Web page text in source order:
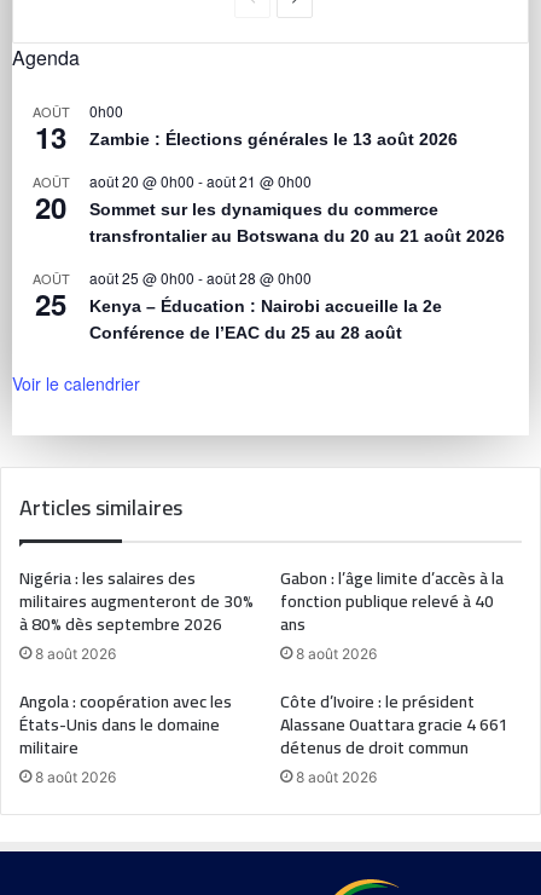
Agenda
AOÛT
13
0h00
Zambie : Élections générales le 13 août 2026
AOÛT
20
août 20 @ 0h00 -août 21 @ 0h00
Sommet sur les dynamiques du commerce
transfrontalier au Botswana du 20 au 21 août 2026
AOÛT
25
août 25 @ 0h00 -août 28 @ 0h00
Kenya – Éducation : Nairobi accueille la 2e
Conférence de l’EAC du 25 au 28 août
Voir le calendrier
Articles similaires
Nigéria : les salaires des
militaires augmenteront de 30%
à 80% dès septembre 2026
8 août 2026
Gabon : l’âge limite d’accès à la
fonction publique relevé à 40
ans
8 août 2026
Angola : coopération avec les
États-Unis dans le domaine
militaire
8 août 2026
Côte d’Ivoire : le président
Alassane Ouattara gracie 4 661
détenus de droit commun
8 août 2026